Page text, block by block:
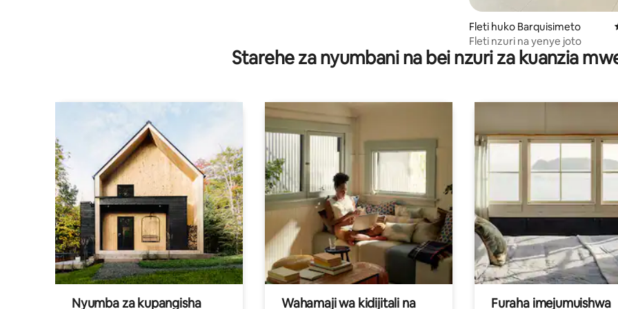
Fleti huko Barquisimeto
Fleti nzuri na yenye joto
Starehe za nyumbani na bei nzuri za kuanzia
Nyumba za kupangisha
Wahamaji wa kidijitali na
Furaha imejumuishwa